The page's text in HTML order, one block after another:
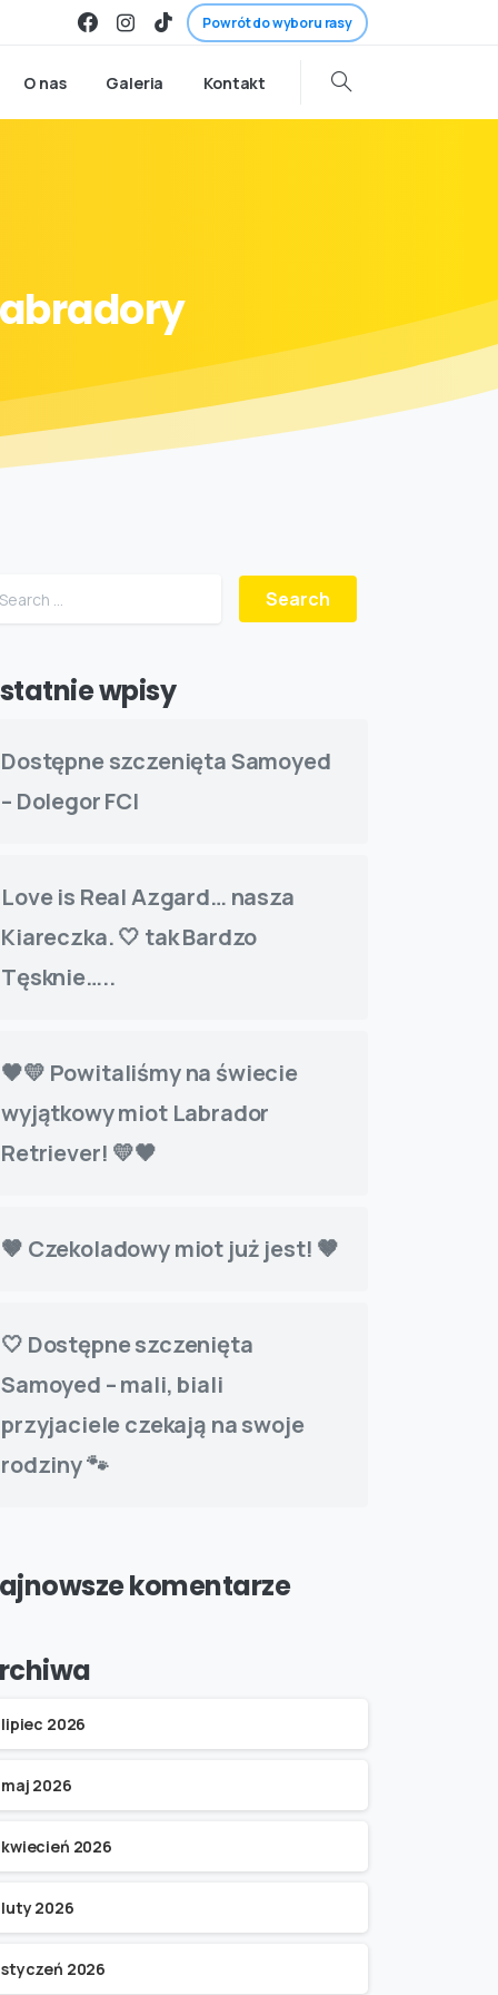
Powrót do wyboru rasy
O nas Galeria Kontakt
wpisy
Dostępne szczenięta Samoyed
– Dolegor FCI
Love is Real Azgard… nasza
Kiareczka. 🤍 tak Bardzo
Tęsknie…..
🖤💛 Powitaliśmy na świecie
wyjątkowy miot Labrador
Retriever! 💛🖤
🤎 Czekoladowy miot już jest! 🤎
🤍 Dostępne szczenięta
Samoyed – mali, biali
przyjaciele czekają na swoje
rodziny 🐾
komentarze
lipiec 2026
maj 2026
kwiecień 2026
luty 2026
styczeń 2026